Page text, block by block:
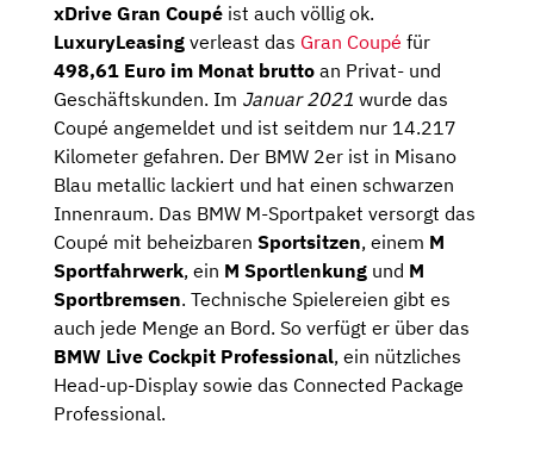
xDrive Gran Coupé ist auch völlig ok.
LuxuryLeasing verleast das Gran Coupé für
498,61 Euro im Monat brutto an Privat- und
Geschäftskunden. Im Januar 2021 wurde das
Coupé angemeldet und ist seitdem nur 14.217
Kilometer gefahren. Der BMW 2er ist in Misano
Blau metallic lackiert und hat einen schwarzen
Innenraum. Das BMW M-Sportpaket versorgt das
Coupé mit beheizbaren Sportsitzen, einem M
Sportfahrwerk, ein M Sportlenkung und M
Sportbremsen. Technische Spielereien gibt es
auch jede Menge an Bord. So verfügt er über das
BMW Live Cockpit Professional, ein nützliches
Head-up-Display sowie das Connected Package
Professional.